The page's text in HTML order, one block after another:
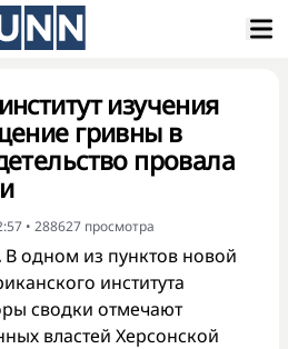
изучения
гривны в
провала
• 288627 просмотра
В одном из пунктов новой
института
сводки отмечают
властей Херсонской